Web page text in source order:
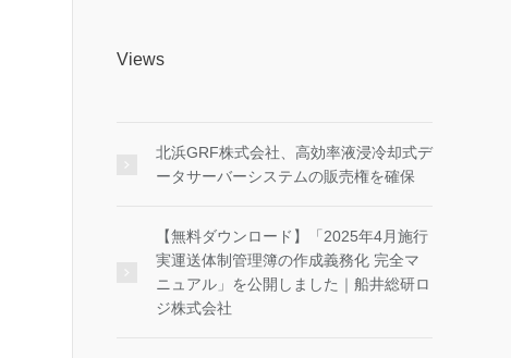
Views
北浜GRF株式会社、高効率液浸冷却式デ
ータサーバーシステムの販売権を確保
【無料ダウンロード】「2025年4月施行
実運送体制管理簿の作成義務化 完全マ
ニュアル」を公開しました｜船井総研ロ
ジ株式会社